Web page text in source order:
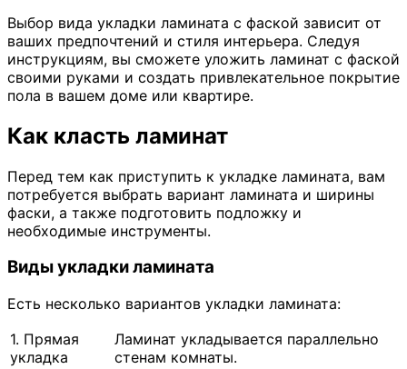
Выбор вида укладки ламината с фаской зависит от
ваших предпочтений и стиля интерьера. Следуя
инструкциям, вы сможете уложить ламинат с фаской
своими руками и создать привлекательное покрытие
пола в вашем доме или квартире.
Как класть ламинат
Перед тем как приступить к укладке ламината, вам
потребуется выбрать вариант ламината и ширины
фаски, а также подготовить подложку и
необходимые инструменты.
Виды укладки ламината
Есть несколько вариантов укладки ламината:
1. Прямая
укладка
Ламинат укладывается параллельно
стенам комнаты.